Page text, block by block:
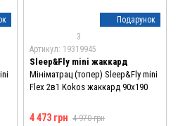
Подарунок
3
Артикул: 19319945
Sleep&Fly mini жаккард
Мініматрац (топер) Sleep&Fly mini
Flex 2в1 Kokos жаккард 90x190
4 473 грн 4 970 грн